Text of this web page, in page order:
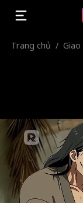
Trang chủ / Giao